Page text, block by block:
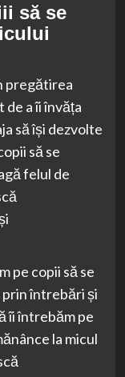
să se
pregătirea
de a îi învăța
să își dezvolte
să se
felul de
pe copii să se
întrebări și
îi întrebăm pe
la micul